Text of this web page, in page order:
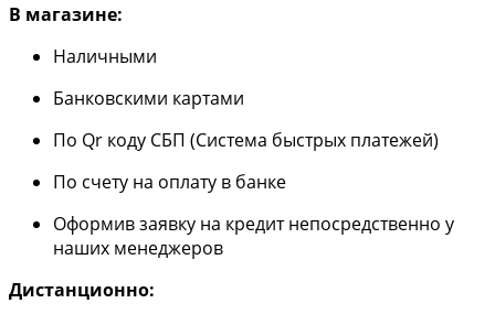
В магазине:
Наличными
Банковскими картами
По Qr коду СБП (Система быстрых платежей)
По счету на оплату в банке
Оформив заявку на кредит непосредственно у
наших менеджеров
Дистанционно: